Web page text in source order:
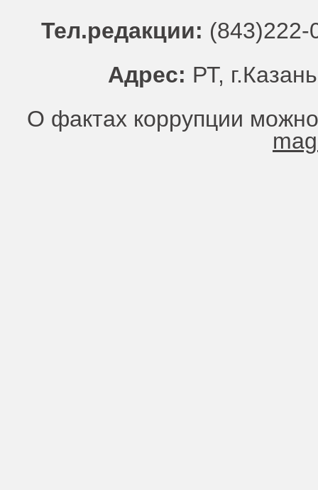
Тел.редакции:
Адрес: РТ,
О фактах коррупции